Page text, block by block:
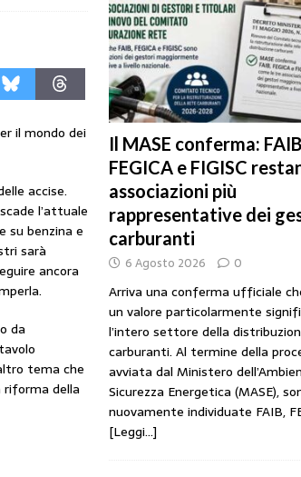
firmata con Faib, Fegica e Figisc
COMUNICATI
i prezzi. Basta scaricare su di loro le
non diventino una presunzione di colpevolezza
ALTRA SITUAZIONE GRAVE MA NON SERIA
il mondo dei
accise.
l’attuale
su benzina e
sarà
ancora
da
tema che
della
Il MASE conferma:
FEGICA e FIGISC
associazioni più
rappresentative dei
carburanti
6 Agosto 2026 0
Arriva una conferma ufficiale
un valore particolarmente
l’intero settore della
carburanti. Al termine della
avviata dal Ministero
Sicurezza Energetica (MASE),
nuovamente individuate FAIB,
[Leggi...]